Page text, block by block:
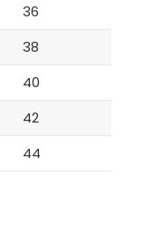
36
38
40
42
44